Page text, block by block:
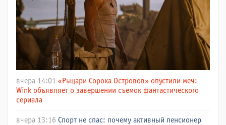
вчера 14:01 «Рыцари Сорока Островов» опустили меч:
Wink объявляет о завершении съемок фантастического
сериала
вчера 13:16 Спорт не спас: почему активный пенсионер